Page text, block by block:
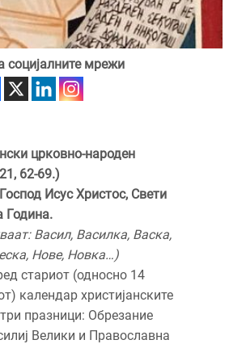
социјалните мрежи
црковно-народен
62-69.)
Исус Христос, Свети
Година.
Васил, Василка, Васка,
Нове, Новка…)
стариот (односно 14
календар христијанските
празници: Обрезание
Велики и Православна